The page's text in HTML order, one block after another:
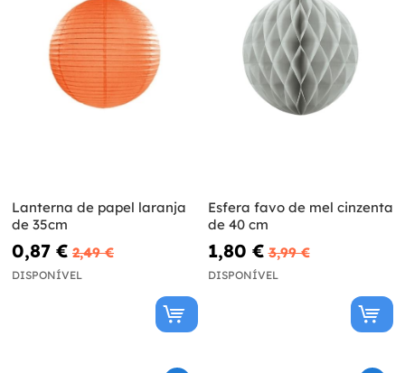
Lanterna de papel laranja
de 35cm
0,87 € 2,49 €
DISPONÍVEL
Esfera favo de mel cinzenta
de 40 cm
1,80 € 3,99 €
DISPONÍVEL